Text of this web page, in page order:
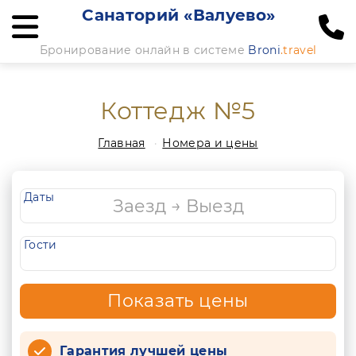
Санаторий «Валуево»
Бронирование онлайн в системе Broni.travel
Коттедж №5
Главная Номера и цены
Даты
Гости
Показать цены
Гарантия лучшей цены